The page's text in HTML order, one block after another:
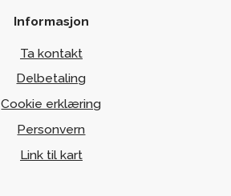
Informasjon
Ta kontakt
Delbetaling
Cookie erklæring
Personvern
Link til kart